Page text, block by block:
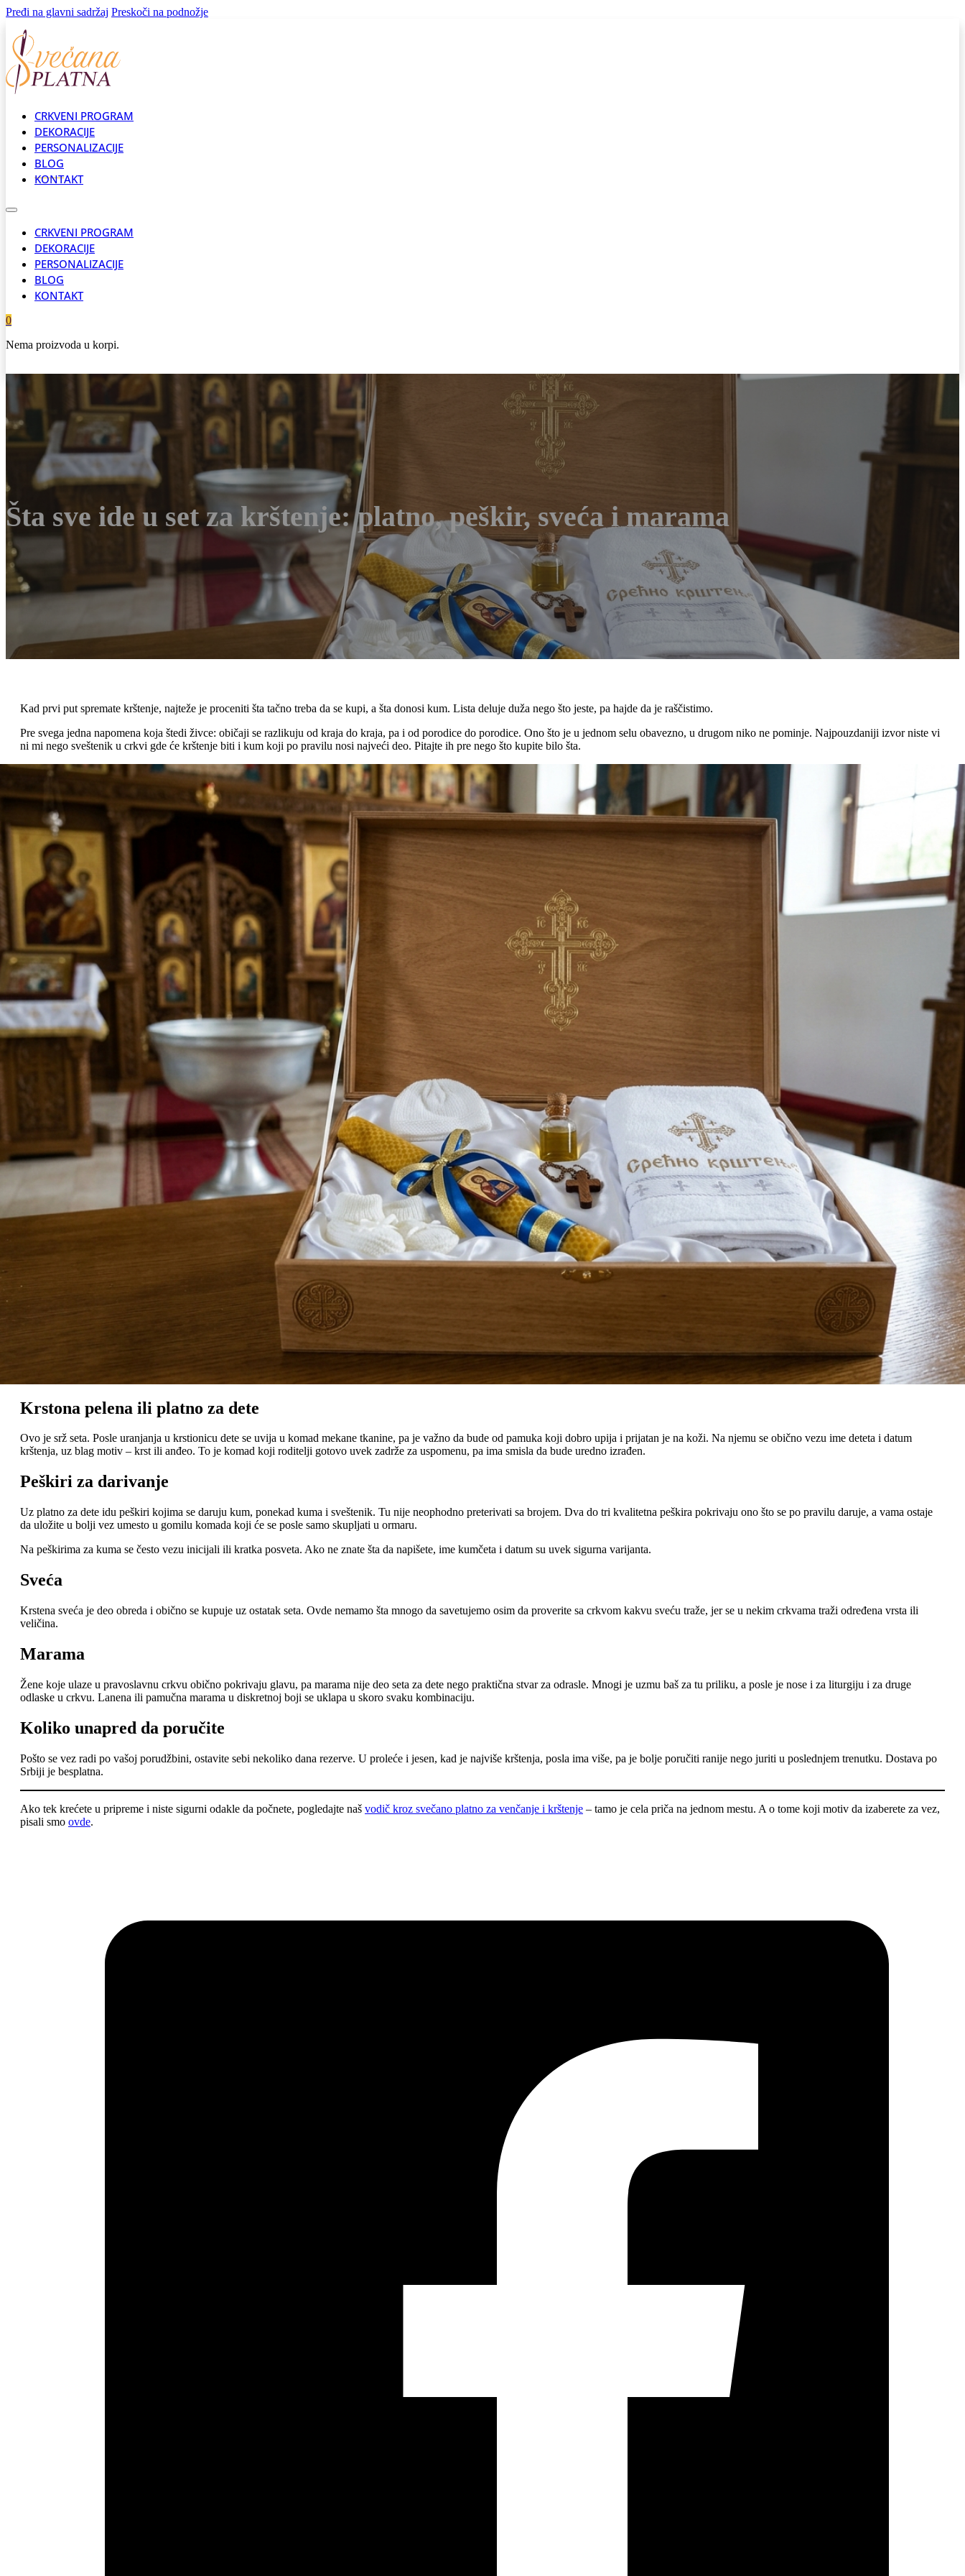
Pređi na glavni sadržaj Preskoči na podnožje
CRKVENI PROGRAM
DEKORACIJE
PERSONALIZACIJE
BLOG
KONTAKT
CRKVENI PROGRAM
DEKORACIJE
PERSONALIZACIJE
BLOG
KONTAKT
0
Nema proizvoda u korpi.
Šta sve ide u set za krštenje: platno, peškir, sveća i marama
Kad prvi put spremate krštenje, najteže je proceniti šta tačno treba da se kupi, a šta donosi kum. Lista deluje duža nego što jeste, pa hajde da je raščistimo.
Pre svega jedna napomena koja štedi živce: običaji se razlikuju od kraja do kraja, pa i od porodice do porodice. Ono što je u jednom selu obavezno, u drugom niko ne pominje. Najpouzdaniji izvor niste vi
ni mi nego sveštenik u crkvi gde će krštenje biti i kum koji po pravilu nosi najveći deo. Pitajte ih pre nego što kupite bilo šta.
Krstona pelena ili platno za dete
Ovo je srž seta. Posle uranjanja u krstionicu dete se uvija u komad mekane tkanine, pa je važno da bude od pamuka koji dobro upija i prijatan je na koži. Na njemu se obično vezu ime deteta i datum
krštenja, uz blag motiv – krst ili anđeo. To je komad koji roditelji gotovo uvek zadrže za uspomenu, pa ima smisla da bude uredno izrađen.
Peškiri za darivanje
Uz platno za dete idu peškiri kojima se daruju kum, ponekad kuma i sveštenik. Tu nije neophodno preterivati sa brojem. Dva do tri kvalitetna peškira pokrivaju ono što se po pravilu daruje, a vama ostaje
da uložite u bolji vez umesto u gomilu komada koji će se posle samo skupljati u ormaru.
Na peškirima za kuma se često vezu inicijali ili kratka posveta. Ako ne znate šta da napišete, ime kumčeta i datum su uvek sigurna varijanta.
Sveća
Krstena sveća je deo obreda i obično se kupuje uz ostatak seta. Ovde nemamo šta mnogo da savetujemo osim da proverite sa crkvom kakvu sveću traže, jer se u nekim crkvama traži određena vrsta ili
veličina.
Marama
Žene koje ulaze u pravoslavnu crkvu obično pokrivaju glavu, pa marama nije deo seta za dete nego praktična stvar za odrasle. Mnogi je uzmu baš za tu priliku, a posle je nose i za liturgiju i za druge
odlaske u crkvu. Lanena ili pamučna marama u diskretnoj boji se uklapa u skoro svaku kombinaciju.
Koliko unapred da poručite
Pošto se vez radi po vašoj porudžbini, ostavite sebi nekoliko dana rezerve. U proleće i jesen, kad je najviše krštenja, posla ima više, pa je bolje poručiti ranije nego juriti u poslednjem trenutku. Dostava po
Srbiji je besplatna.
Ako tek krećete u pripreme i niste sigurni odakle da počnete, pogledajte naš vodič kroz svečano platno za venčanje i krštenje – tamo je cela priča na jednom mestu. A o tome koji motiv da izaberete za vez,
pisali smo ovde.